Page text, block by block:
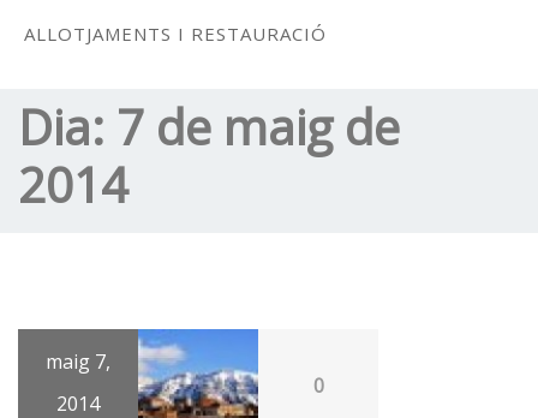
ALLOTJAMENTS I RESTAURACIÓ
Dia: 7 de maig de
2014
maig 7,
2014
0